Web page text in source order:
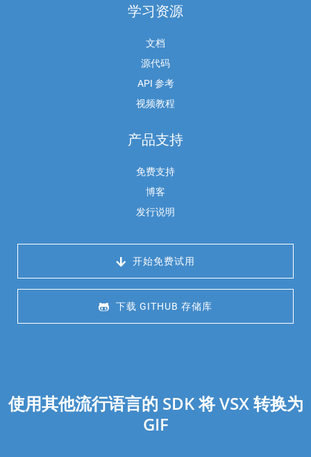
学习资源
文档
源代码
API 参考
视频教程
产品支持
免费支持
博客
发行说明
开始免费试用
下载 GITHUB 存储库
使用其他流行语言的 SDK 将 VSX 转换为
GIF